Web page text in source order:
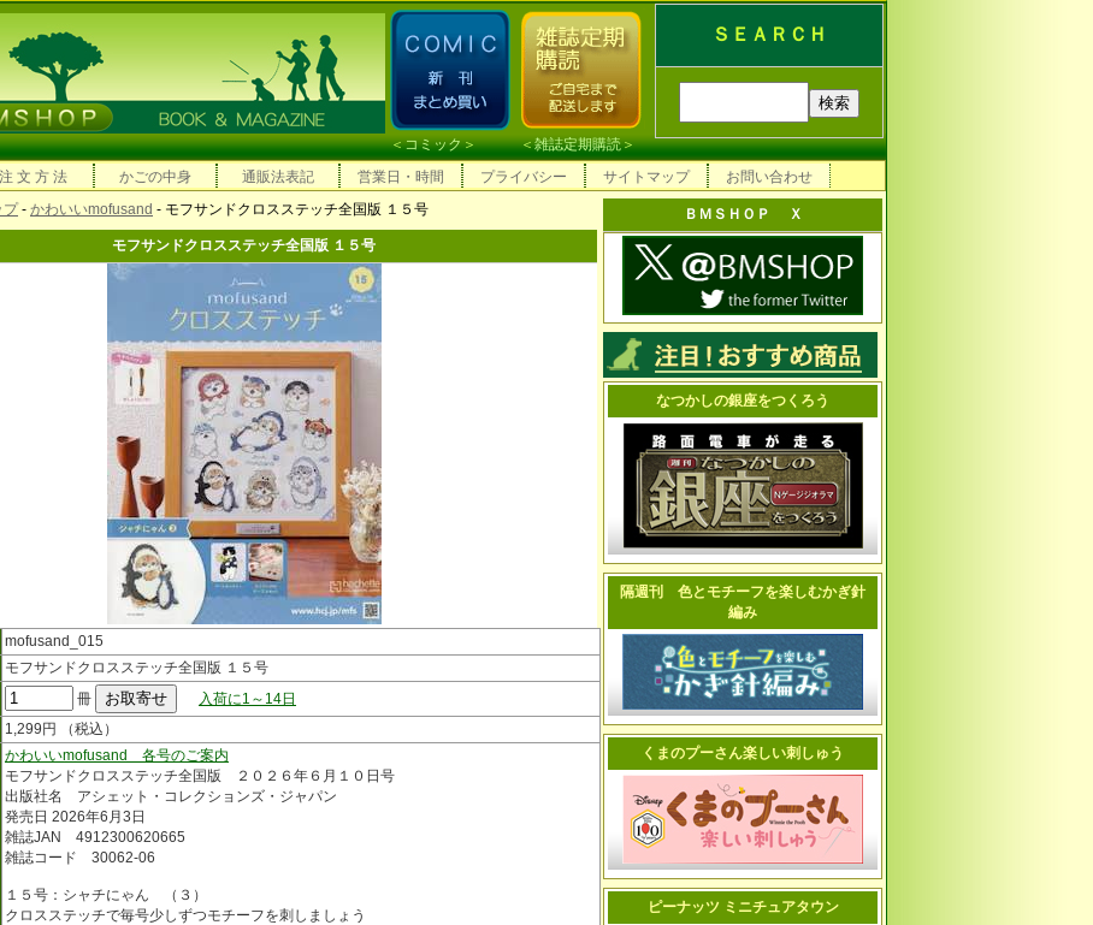
ＳＥＡＲＣＨ
＜コミック＞ ＜雑誌定期購読＞
注 文 方 法 かごの中身 通販法表記 営業日・時間 プライバシー サイトマップ お問い合わせ
プ- かわいいmofusand - モフサンドクロスステッチ全国版 １５号
モフサンドクロスステッチ全国版 １５号
mofusand_015
モフサンドクロスステッチ全国版 １５号
冊
入荷に1～14日
1,299円 （税込）
かわいいmofusand 各号のご案内
モフサンドクロスステッチ全国版 ２０２６年６月１０日号
出版社名 アシェット・コレクションズ・ジャパン
発売日 2026年6月3日
雑誌JAN 4912300620665
雑誌コード 30062-06
１５号：シャチにゃん （３）
クロスステッチで毎号少しずつモチーフを刺しましょう
ＢＭＳＨＯＰ Ｘ
なつかしの銀座をつくろう
隔週刊 色とモチーフを楽しむかぎ針
編み
くまのプーさん楽しい刺しゅう
ピーナッツ ミニチュアタウン